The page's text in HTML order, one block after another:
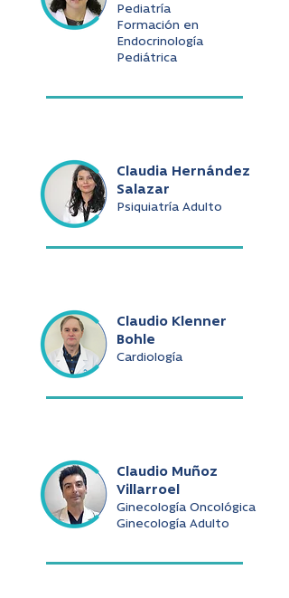
Pediatría
Formación en
Endocrinología
Pediátrica
Claudia Hernández
Salazar
Psiquiatría Adulto
Claudio Klenner
Bohle
Cardiología
Claudio Muñoz
Villarroel
Ginecología Oncológica
Ginecología Adulto